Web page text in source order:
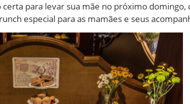
para levar sua mãe no próximo
especial para as mamães e seus